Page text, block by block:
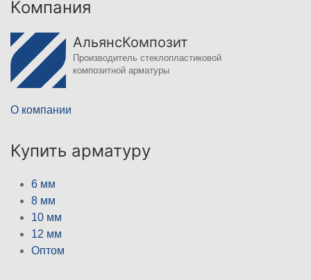
Компания
АльянсКомпозит
Производитель стеклопластиковой
композитной арматуры
О компании
Купить арматуру
6 мм
8 мм
10 мм
12 мм
Оптом